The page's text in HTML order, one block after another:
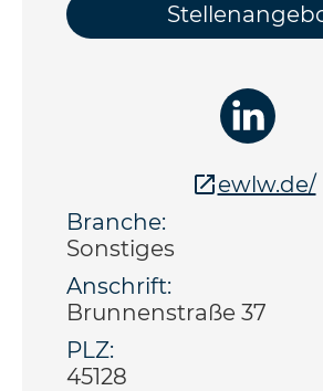
ewlw.de/
Branche:
Sonstiges
Anschrift:
Brunnenstraße 37
PLZ:
45128